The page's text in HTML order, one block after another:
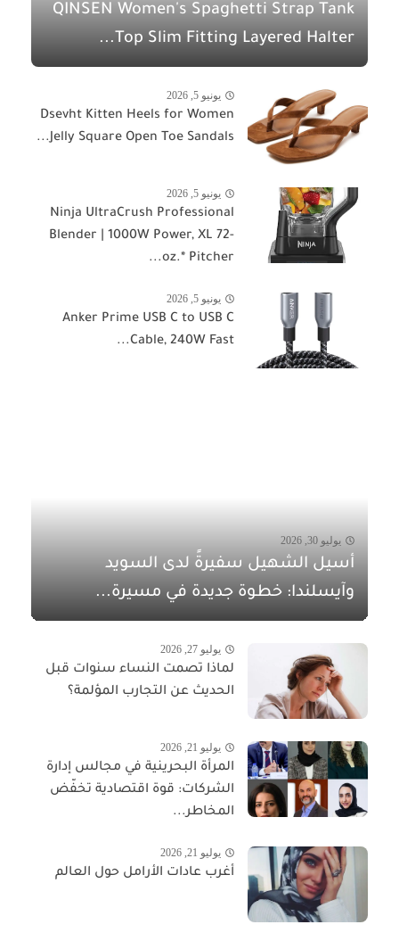
QINSEN Women's Spaghetti Strap Tank
Top Slim Fitting Layered Halter...
يونيو 5, 2026
Dsevht Kitten Heels for Women
Jelly Square Open Toe Sandals...
يونيو 5, 2026
Ninja UltraCrush Professional
Blender | 1000W Power, XL 72-
oz.* Pitcher...
يونيو 5, 2026
Anker Prime USB C to USB C
Cable, 240W Fast...
يوليو 30, 2026
أسيل الشهيل سفيرةً لدى السويد
وآيسلندا: خطوة جديدة في مسيرة...
يوليو 27, 2026
لماذا تصمت النساء سنوات قبل
الحديث عن التجارب المؤلمة؟
يوليو 21, 2026
المرأة البحرينية في مجالس إدارة
الشركات: قوة اقتصادية تخفّض
المخاطر...
يوليو 21, 2026
أغرب عادات الأرامل حول العالم